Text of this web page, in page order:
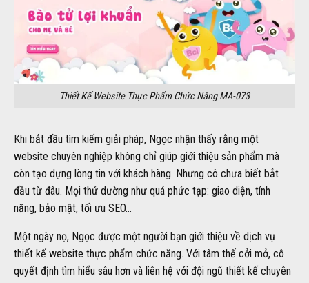
Thiết Kế Website Thực Phẩm Chức Năng MA-073
Khi bắt đầu tìm kiếm giải pháp, Ngọc nhận thấy rằng một
website chuyên nghiệp không chỉ giúp giới thiệu sản phẩm mà
còn tạo dựng lòng tin với khách hàng. Nhưng cô chưa biết bắt
đầu từ đâu. Mọi thứ dường như quá phức tạp: giao diện, tính
năng, bảo mật, tối ưu SEO…
Một ngày nọ, Ngọc được một người bạn giới thiệu về dịch vụ
thiết kế website thực phẩm chức năng. Với tâm thế cởi mở, cô
quyết định tìm hiểu sâu hơn và liên hệ với đội ngũ thiết kế chuyên